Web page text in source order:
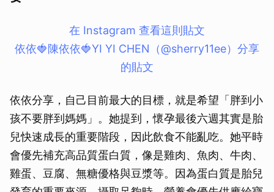
在 Instagram 查看這則貼文
依依🍓陳依依🍓YI YI CHEN（@sherry11ee）分享
的貼文
依依分享，自己目前最大的目標，就是希望「胖到小
孩不要胖到媽媽」。她提到，懷孕最後六週其實是胎
兒快速成長的重要階段，因此飲食不能亂吃。她平時
會優先補充高品質蛋白質，像是雞肉、魚肉、牛肉、
雞蛋、豆腐、無糖優格與豆漿等。因為蛋白質是胎兒